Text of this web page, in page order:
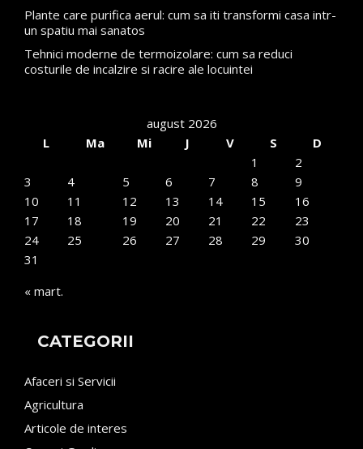
Plante care purifica aerul: cum sa iti transformi casa intr-
un spatiu mai sanatos
Tehnici moderne de termoizolare: cum sa reduci
costurile de incalzire si racire ale locuintei
august 2026
L
Ma Mi J V S
D
1
2
3
4 5 6 7 8
9
10
11 12 13 14 15
16
17
18 19 20 21 22
23
24
25 26 27 28 29
30
31
« mart.
CATEGORII
Afaceri si Servicii
Agricultura
Articole de interes